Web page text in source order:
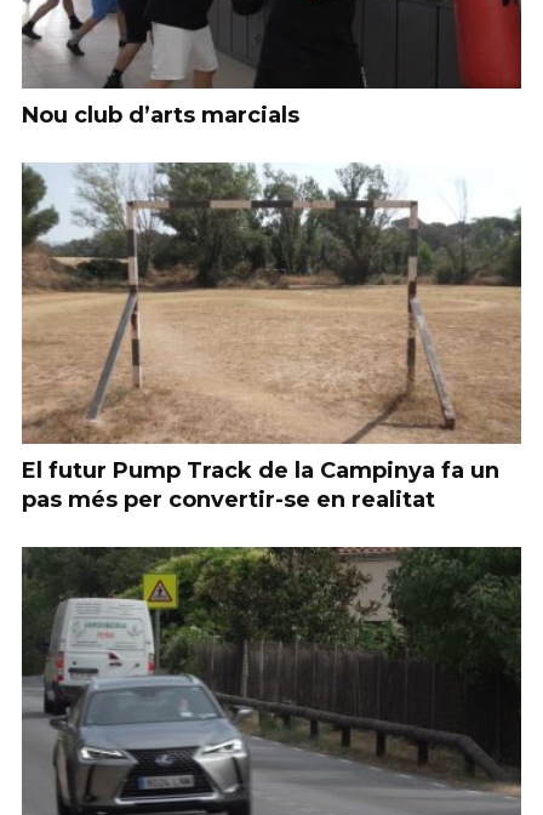
Nou club d’arts marcials
El futur Pump Track de la Campinya fa un
pas més per convertir-se en realitat